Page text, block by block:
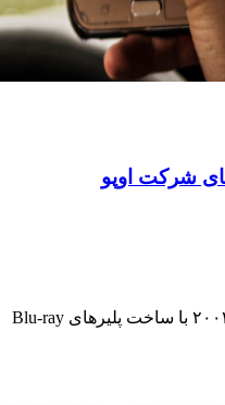
شرکت اوپو
شرکت اوپو فعالیت خود را در سال ۲۰۰۴ با ساخت پلیرهای Blu-ray